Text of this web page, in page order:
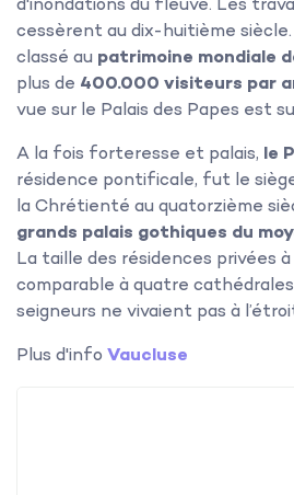
d'inondations du fleuve. Les
cessèrent au dix-huitième siècle.
classé au patrimoine mondiale
plus de 400.000 visiteurs par
vue sur le Palais des Papes est
A la fois forteresse et palais, le
résidence pontificale, fut le
la Chrétienté au quatorzième
grands palais gothiques du
La taille des résidences privées
comparable à quatre
seigneurs ne vivaient pas à
Plus d'info Vaucluse